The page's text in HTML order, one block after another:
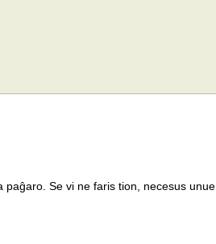
Se vi ne faris tion, necesus unue